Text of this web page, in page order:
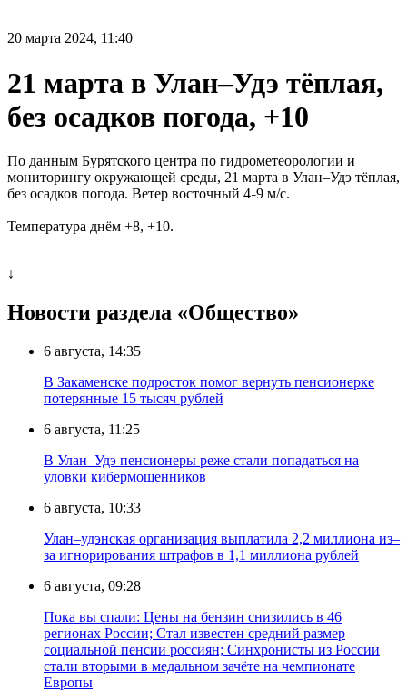
20 марта 2024, 11:40
21 марта в Улан–Удэ тёплая,
без осадков погода, +10
По данным Бурятского центра по гидрометеорологии и
мониторингу окружающей среды, 21 марта в Улан–Удэ тёплая,
без осадков погода. Ветер восточный 4–9 м/с.
Температура днём +8, +10.
↓
Новости раздела «Общество»
6 августа, 14:35
В Закаменске подросток помог вернуть пенсионерке
потерянные 15 тысяч рублей
6 августа, 11:25
В Улан–Удэ пенсионеры реже стали попадаться на
уловки кибермошенников
6 августа, 10:33
Улан–удэнская организация выплатила 2,2 миллиона из–
за игнорирования штрафов в 1,1 миллиона рублей
6 августа, 09:28
Пока вы спали: Цены на бензин снизились в 46
регионах России; Стал известен средний размер
социальной пенсии россиян; Синхронисты из России
стали вторыми в медальном зачёте на чемпионате
Европы